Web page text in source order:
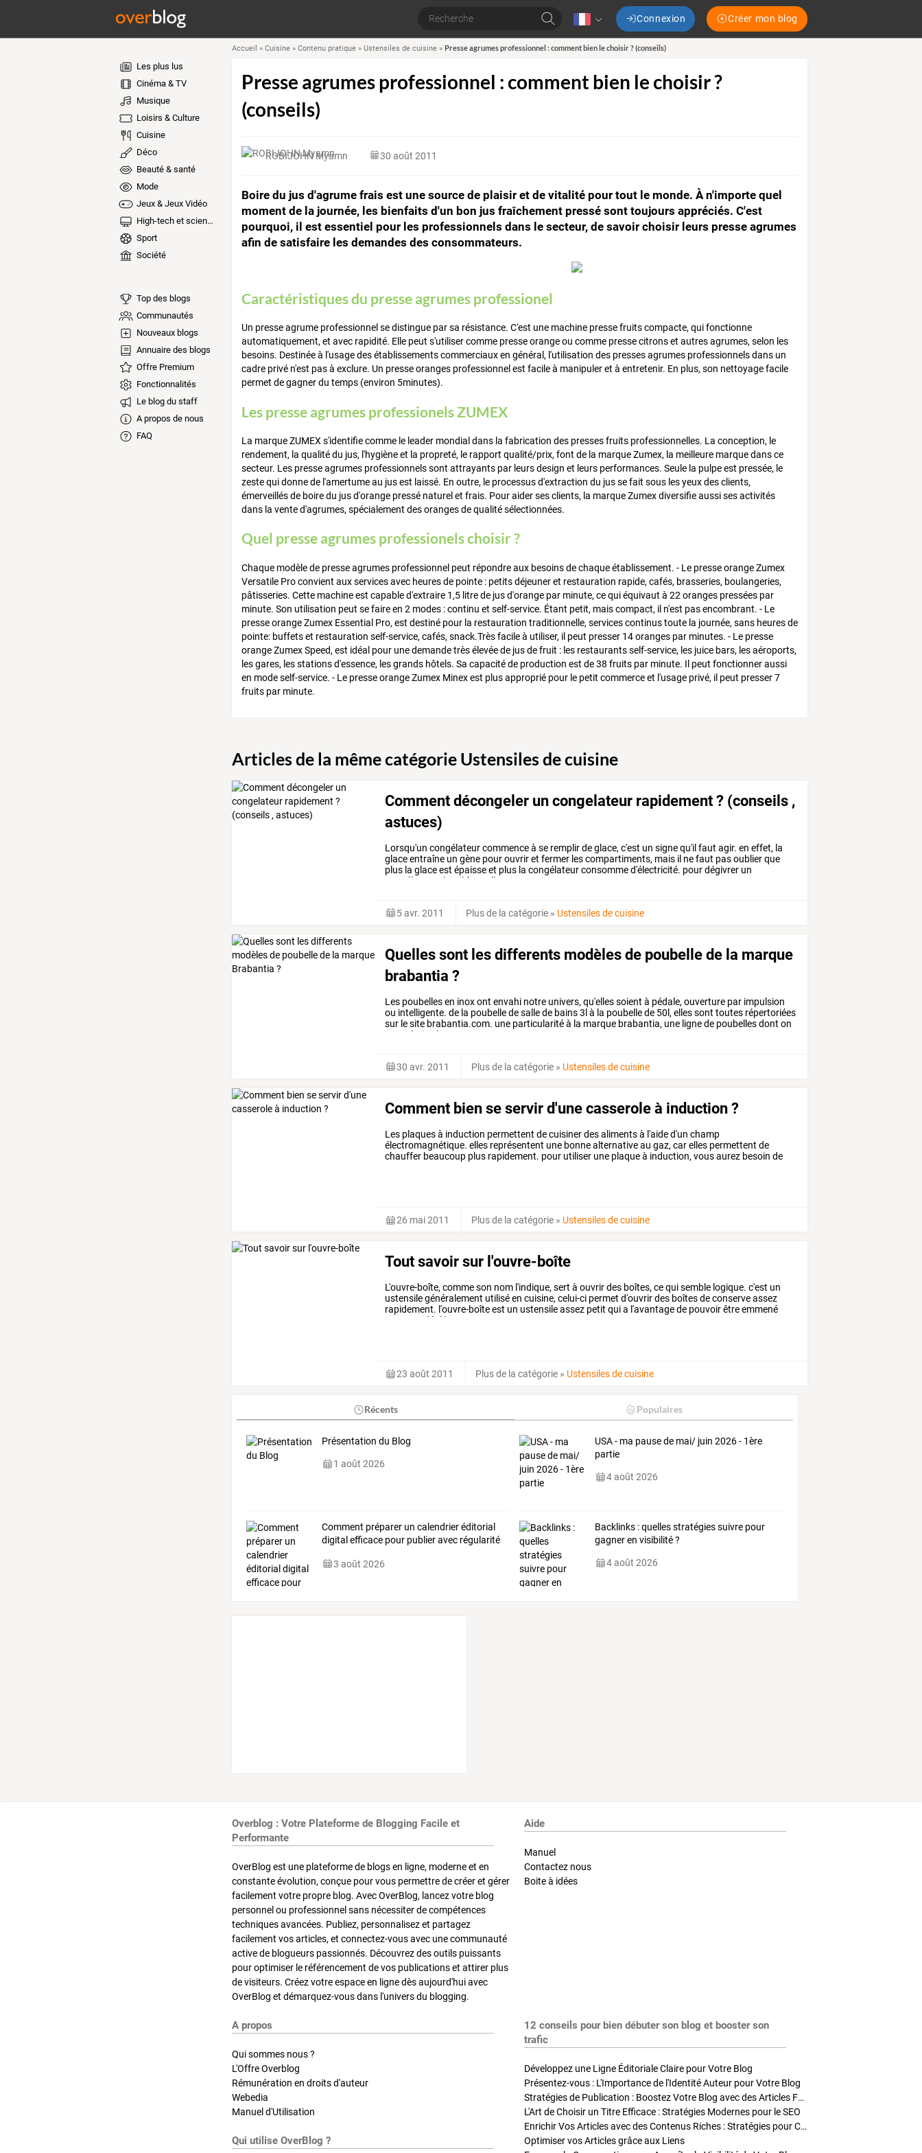
Connexion Créer mon blog
Les plus lus
Cinéma & TV
Musique
Loisirs & Culture
Cuisine
Déco
Beauté & santé
Mode
Jeux & Jeux Vidéo
High-tech et sciences
Sport
Société
Top des blogs
Communautés
Nouveaux blogs
Annuaire des blogs
Offre Premium
Fonctionnalités
Le blog du staff
A propos de nous
FAQ
Accueil » Cuisine» Contenu pratique» Ustensiles de cuisine» Presse agrumes professionnel : comment bien le choisir ? (conseils)
Presse agrumes professionnel : comment bien le choisir ?
(conseils)
ROBIJOHN Myamn 30 août 2011
Boire du jus d'agrume frais est une source de plaisir et de vitalité pour tout le monde. À n'importe quel
moment de la journée, les bienfaits d'un bon jus fraîchement pressé sont toujours appréciés. C'est
pourquoi, il est essentiel pour les professionnels dans le secteur, de savoir choisir leurs presse agrumes
afin de satisfaire les demandes des consommateurs.
Caractéristiques du presse agrumes professionel
Un presse agrume professionnel se distingue par sa résistance. C'est une machine presse fruits compacte, qui fonctionne
automatiquement, et avec rapidité. Elle peut s'utiliser comme presse orange ou comme presse citrons et autres agrumes, selon les
besoins. Destinée à l'usage des établissements commerciaux en général, l'utilisation des presses agrumes professionnels dans un
cadre privé n'est pas à exclure. Un presse oranges professionnel est facile à manipuler et à entretenir. En plus, son nettoyage facile
permet de gagner du temps (environ 5minutes).
Les presse agrumes professionels ZUMEX
La marque ZUMEX s'identifie comme le leader mondial dans la fabrication des presses fruits professionnelles. La conception, le
rendement, la qualité du jus, l'hygiène et la propreté, le rapport qualité/prix, font de la marque Zumex, la meilleure marque dans ce
secteur. Les presse agrumes professionnels sont attrayants par leurs design et leurs performances. Seule la pulpe est pressée, le
zeste qui donne de l'amertume au jus est laissé. En outre, le processus d'extraction du jus se fait sous les yeux des clients,
émerveillés de boire du jus d'orange pressé naturel et frais. Pour aider ses clients, la marque Zumex diversifie aussi ses activités
dans la vente d'agrumes, spécialement des oranges de qualité sélectionnées.
Quel presse agrumes professionels choisir ?
Chaque modèle de presse agrumes professionnel peut répondre aux besoins de chaque établissement. - Le presse orange Zumex
Versatile Pro convient aux services avec heures de pointe : petits déjeuner et restauration rapide, cafés, brasseries, boulangeries,
pâtisseries. Cette machine est capable d'extraire 1,5 litre de jus d'orange par minute, ce qui équivaut à 22 oranges pressées par
minute. Son utilisation peut se faire en 2 modes : continu et self-service. Étant petit, mais compact, il n'est pas encombrant. - Le
presse orange Zumex Essential Pro, est destiné pour la restauration traditionnelle, services continus toute la journée, sans heures de
pointe: buffets et restauration self-service, cafés, snack.Très facile à utiliser, il peut presser 14 oranges par minutes. - Le presse
orange Zumex Speed, est idéal pour une demande très élevée de jus de fruit : les restaurants self-service, les juice bars, les aéroports,
les gares, les stations d'essence, les grands hôtels. Sa capacité de production est de 38 fruits par minute. Il peut fonctionner aussi
en mode self-service. - Le presse orange Zumex Minex est plus approprié pour le petit commerce et l'usage privé, il peut presser 7
fruits par minute.
Articles de la même catégorie Ustensiles de cuisine
Comment décongeler un congelateur rapidement ? (conseils ,
astuces)
Lorsqu'un congélateurcommenceà se remplirdeglace, c'est un signequ'il faut agir. en effet, la
glaceentraîne un gène pourouvriret fermer lescompartiments, mais il nefaut pasoublierque
plus la glaceest épaisseet plus la congélateurconsommed'électricité. pourdégivrer un
congélateur
plein il faut aller vite
5 avr. 2011 Plus de la catégorie » Ustensiles de cuisine
Quelles sont les differents modèles de poubelle de la marque
brabantia ?
Les poubellesen inoxont envahi notre univers, qu'ellessoient à pédale, ouverture par impulsion
ou intelligente. de la poubelledesallede bains3l à la poubellede 50l, ellessont toutes répertoriées
sur lesite brabantia.com. une particularitéà la marque brabantia, une lignede poubellesdont on
choisir la
30 avr. 2011 Plus de la catégorie » Ustensiles de cuisine
Comment bien se servir d'une casserole à induction ?
Les plaquesà induction permettent decuisinerdesalimentsà l'aided'un champ
électromagnétique. elles représentent une bonnealternativeau gaz, carelles permettent de
chauffer beaucoup plus rapidement. pour utiliser une plaqueà induction, vousaurez besoin de
26 mai 2011 Plus de la catégorie » Ustensiles de cuisine
Tout savoir sur l'ouvre-boîte
L'ouvre-boîte,commeson nom l'indique,sert à ouvrirdes boîtes,cequisemble logique. c'est un
ustensilegénéralement utiliséen cuisine,celui-ci permet d'ouvrirdes boîtesdeconserveassez
rapidement. l'ouvre-boîteest un ustensileassez petit quia l'avantagede pouvoirêtreemmené
idéal lorsque
23 août 2011 Plus de la catégorie » Ustensiles de cuisine
Récents Populaires
Présentation du Blog
1 août 2026
USA - ma pause de mai/ juin 2026 - 1ère
partie
4 août 2026
Comment préparer un calendrier éditorial
digital efficace pour publier avec régularité
3 août 2026
Backlinks : quelles stratégies suivre pour
gagner en visibilité ?
4 août 2026
Overblog : Votre Plateforme de Blogging Facile et
Performante
OverBlog est une plateforme de blogs en ligne, moderne et en
constante évolution, conçue pour vous permettre de créer et gérer
facilement votre propre blog. Avec OverBlog, lancez votre blog
personnel ou professionnel sans nécessiter de compétences
techniques avancées. Publiez, personnalisez et partagez
facilement vos articles, et connectez-vous avec une communauté
active de blogueurs passionnés. Découvrez des outils puissants
pour optimiser le référencement de vos publications et attirer plus
de visiteurs. Créez votre espace en ligne dès aujourd'hui avec
OverBlog et démarquez-vous dans l'univers du blogging.
Aide
Manuel
Contactez nous
Boite à idées
A propos
Qui sommes nous ?
L'Offre Overblog
Rémunération en droits d'auteur
Webedia
Manuel d'Utilisation
Qui utilise OverBlog ?
12 conseils pour bien débuter son blog et booster son
trafic
Développez une Ligne Éditoriale Claire pour Votre Blog
Présentez-vous : L'Importance de l'Identité Auteur pour Votre Blog
Stratégies de Publication : Boostez Votre Blog avec des Articles Fréquents et Exclusifs
L'Art de Choisir un Titre Efficace : Stratégies Modernes pour le SEO
Enrichir Vos Articles avec des Contenus Riches : Stratégies pour Captiver et Optimiser
Optimiser vos Articles grâce aux Liens